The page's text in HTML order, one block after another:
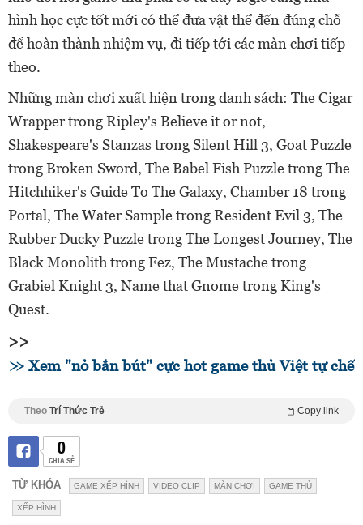
hình học cực tốt mới có thể đưa vật thể đến đúng chỗ
để hoàn thành nhiệm vụ, đi tiếp tới các màn chơi tiếp
theo.
Những màn chơi xuất hiện trong danh sách: The Cigar
Wrapper trong Ripley's Believe it or not,
Shakespeare's Stanzas trong Silent Hill 3, Goat Puzzle
trong Broken Sword, The Babel Fish Puzzle trong The
Hitchhiker's Guide To The Galaxy, Chamber 18 trong
Portal, The Water Sample trong Resident Evil 3, The
Rubber Ducky Puzzle trong The Longest Journey, The
Black Monolith trong Fez, The Mustache trong
Grabiel Knight 3, Name that Gnome trong King's
Quest.
>>
Xem "nỏ bắn bút" cực hot game thủ Việt tự chế
Theo Trí Thức Trẻ Copy link
0
CHIA SẺ
TỪ KHÓA GAME XẾP HÌNH VIDEO CLIP MÀN CHƠI GAME THỦ
XẾP HÌNH